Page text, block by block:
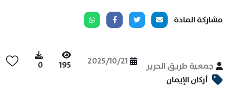
مشاركة المادة
جمعية طريق الحرير 2025/10/21
195
0
أركان الإيمان